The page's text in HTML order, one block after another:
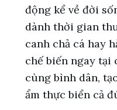
động kể về đời
dành thời gian
canh chả cá hay
chế biến ngay tại
cùng bình dân,
ẩm thực biển cả